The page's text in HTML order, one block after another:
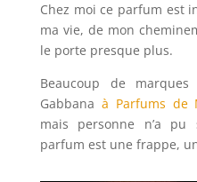
Chez moi ce parfum est
ma vie, de mon
le porte presque plus.
Beaucoup de
Gabbana à Parfums de
mais personne n’a pu
parfum est une frappe,